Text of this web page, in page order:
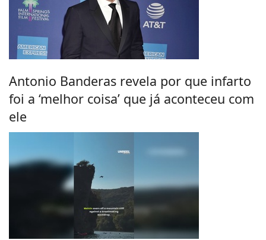
Antonio Banderas revela por que infarto
foi a ‘melhor coisa’ que já aconteceu com
ele